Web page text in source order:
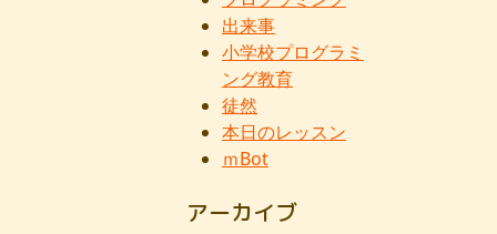
出来事
小学校プログラミ
ング教育
徒然
本日のレッスン
ｍBot
アーカイブ